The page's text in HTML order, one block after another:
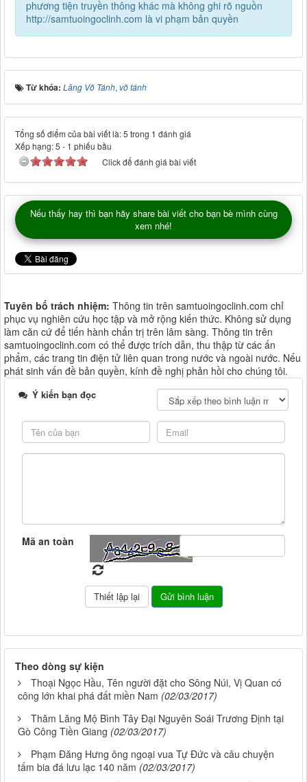
phương tiện truyền thông khác mà không ghi rõ nguồn
http://samtuoingoclinh.com là vi phạm bản quyền
Từ khóa: Lăng Võ Tánh, võ tánh
Tổng số điểm của bài viết là: 5 trong 1 đánh giá
Xếp hạng:5 - 1 phiếu bầu
Click để đánh giá bài viết
Nếu thấy hay thì bạn hãy share bài viết cho bạn bè mình cùng
xem nhé!
Tuyên bố trách nhiệm: Thông tin trên samtuoingoclinh.com chỉ
phục vụ nghiên cứu học tập và mở rộng kiến thức. Không sử dụng
làm căn cứ để tiến hành chẩn trị trên lâm sàng. Thông tin trên
samtuoingoclinh.com có thể được trích dẫn, thu thập từ các ấn
phẩm, các trang tin điện tử liên quan trong nước và ngoài nước. Nếu
phát sinh vấn đề bản quyền, kính đề nghị phản hồi cho chúng tôi.
Ý kiến bạn đọc
Mã an toàn
Theo dòng sự kiện
Thoại Ngọc Hầu, Tên người đặt cho Sông Núi, Vị Quan có
công lớn khai phá đất miền Nam (02/03/2017)
Thăm Lăng Mộ Bình Tây Đại Nguyên Soái Trương Định tại
Gò Công Tiền Giang (02/03/2017)
Phạm Đăng Hưng ông ngoại vua Tự Đức và câu chuyện
tấm bia đá lưu lạc 140 năm (02/03/2017)